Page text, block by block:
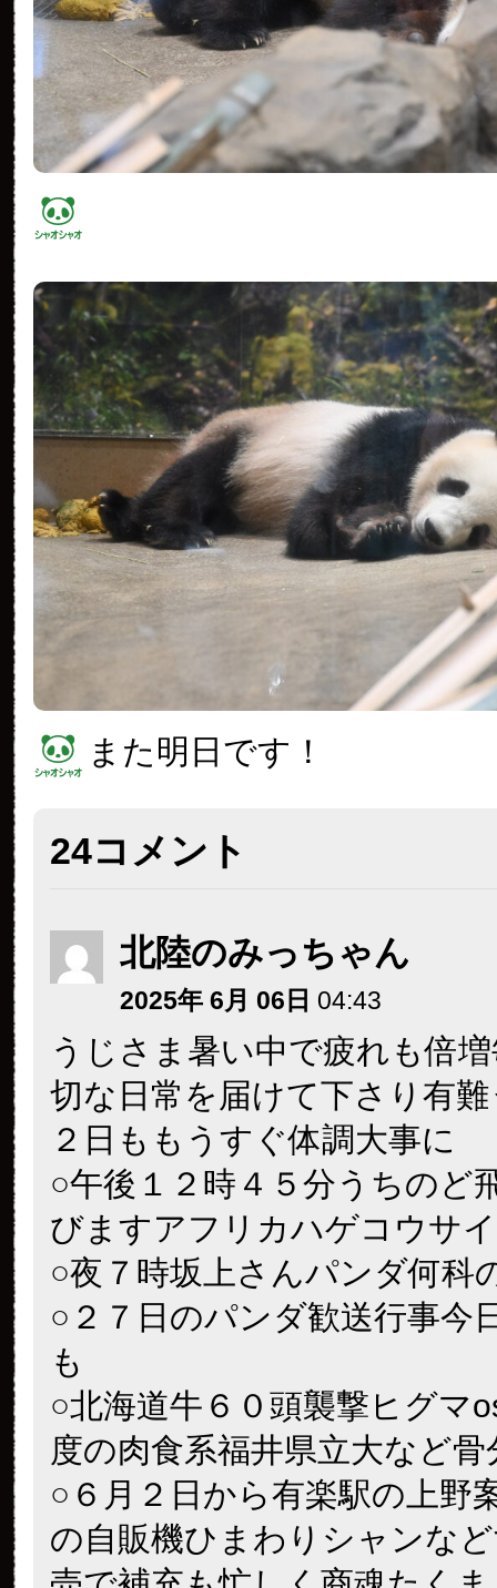
また明日です！
24コメント
北陸のみっちゃん
2025年 6月 06日 04:43
うじさま暑い中で疲れも倍
切な日常を届けて下さり有
２日ももうすぐ体調大事に
○午後１２時４５分うちのど
びますアフリカハゲコウサ
○夜７時坂上さんパンダ何科
○２７日のパンダ歓送行事今
も
○北海道牛６０頭襲撃ヒグマ
度の肉食系福井県立大など骨
○６月２日から有楽駅の上野
の自販機ひまわりシャンな